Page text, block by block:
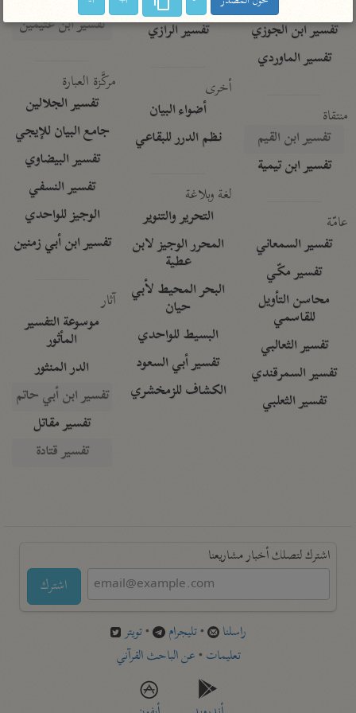
تفسير ابن الجوزي
تفسير الماوردي
منتقاة
تفسير ابن القيم
تفسير ابن تيمية
عامّة
تفسير السمعاني
تفسير مكّي
محاسن التأويل
للقاسمي
تفسير الثعالبي
تفسير السمرقندي
تفسير الثعلبي
تفسير الرازي
أخرى
أضواء البيان
نظم الدرر للبقاعي
لغة وبلاغة
التحرير والتنوير
المحرر الوجيز لابن
عطية
البحر المحيط لأبي
حيان
البسيط للواحدي
تفسير أبي السعود
الكشاف للزمخشري
تفسير ابن عثيمين
مركَّزة العبارة
تفسير الجلالين
جامع البيان للإيجي
تفسير البيضاوي
تفسير النسفي
الوجيز للواحدي
تفسير ابن أبي زمنين
آثار
موسوعة التفسير
المأثور
الدر المنثور
تفسير ابن أبي حاتم
تفسير مقاتل
تفسير قتادة
اشترك لتصلك أخبار مشاريعنا
اشترك
راسلنا •تليجرام •تويتر
تعليمات •عن الباحث القرآني